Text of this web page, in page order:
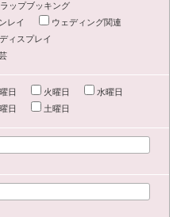
ップブッキング
レイ
ウェディング関連
ディスプレイ
日 火曜日
水曜日
日 土曜日